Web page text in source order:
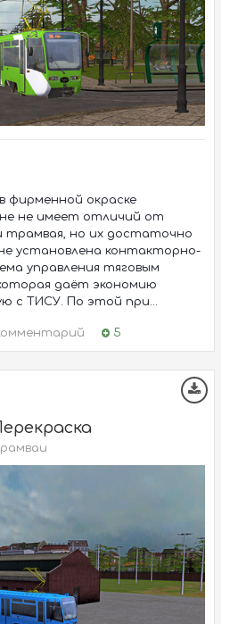
фирменной окраске
не имеет отличий от
трамвая, но их достаточно
установлена контакторно-
управления тяговым
даёт экономию
с ТИСУ. По этой при...
5